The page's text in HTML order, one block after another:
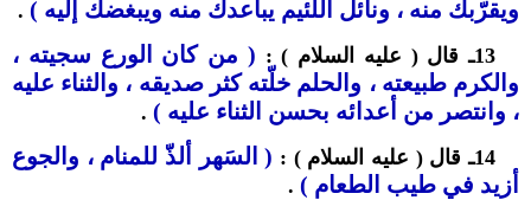
ويقرّبك منه ، ونائل اللئيم يباعدك منه ويبغضك إليه ) .
13ـ قال ( عليه السلام ) :
( من كان الورع سجيته ،
والكرم طبيعته ، والحلم خلّته كثر صديقه ، والثناء عليه
، وانتصر من أعدائه بحسن الثناء عليه ) .
14ـ قال ( عليه السلام ) :
( السَهر ألذّ للمنام ، والجوع
أزيد في طيب الطعام ) .